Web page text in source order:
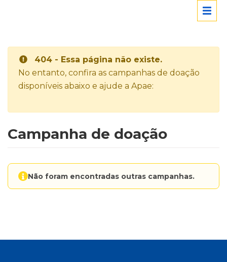
404 - Essa página não existe.
No entanto, confira as campanhas de doação
disponíveis abaixo e ajude a Apae:
Campanha de doação
Não foram encontradas outras campanhas.